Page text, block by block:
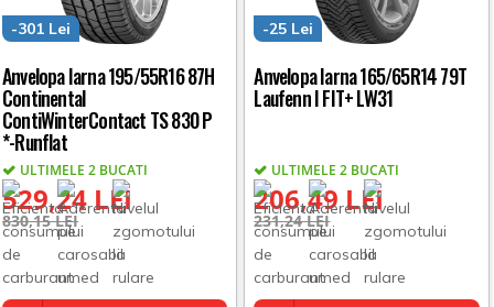
Anvelopa Iarna 195/55R16 87H
Continental
ContiWinterContact TS 830 P
*-Runflat
ULTIMELE 2 BUCATI
529,24 LEI
-301 Lei
830,15 LEI
Anvelopa Iarna 165/65R14 79T
Laufenn I FIT+ LW31
ULTIMELE 2 BUCATI
206,49 LEI
-25 Lei
231,24 LEI